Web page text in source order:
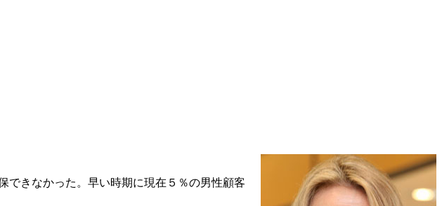
できなかった。早い時期に現在５％の男性顧客